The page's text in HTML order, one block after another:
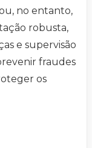
no entanto,
robusta,
e supervisão
fraudes
os